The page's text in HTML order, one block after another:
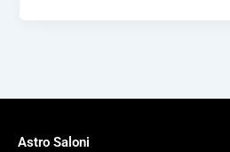
Astro Saloni